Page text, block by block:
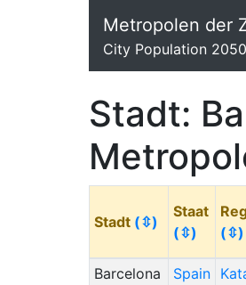
Metropolen der
City Population 2050
Stadt:
Stadt (⇳)
Staat
(⇳)
(⇳)
Barcelona
Spain